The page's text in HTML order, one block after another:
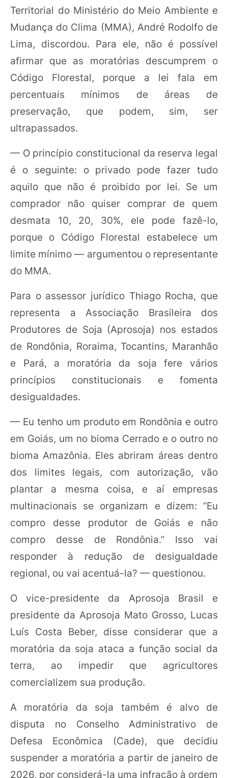
Territorial do Ministério do Meio Ambiente e
Mudança do Clima (MMA), André Rodolfo de
Lima, discordou. Para ele, não é possível
afirmar que as moratórias descumprem o
Código Florestal, porque a lei fala em
percentuais mínimos de áreas de
preservação, que podem, sim, ser
ultrapassados.
— O princípio constitucional da reserva legal
é o seguinte: o privado pode fazer tudo
aquilo que não é proibido por lei. Se um
comprador não quiser comprar de quem
desmata 10, 20, 30%, ele pode fazê-lo,
porque o Código Florestal estabelece um
limite mínimo — argumentou o representante
do MMA.
Para o assessor jurídico Thiago Rocha, que
representa a Associação Brasileira dos
Produtores de Soja (Aprosoja) nos estados
de Rondônia, Roraima, Tocantins, Maranhão
e Pará, a moratória da soja fere vários
princípios constitucionais e fomenta
desigualdades.
— Eu tenho um produto em Rondônia e outro
em Goiás, um no bioma Cerrado e o outro no
bioma Amazônia. Eles abriram áreas dentro
dos limites legais, com autorização, vão
plantar a mesma coisa, e aí empresas
multinacionais se organizam e dizem: “Eu
compro desse produtor de Goiás e não
compro desse de Rondônia.” Isso vai
responder à redução de desigualdade
regional, ou vai acentuá-la? — questionou.
O vice-presidente da Aprosoja Brasil e
presidente da Aprosoja Mato Grosso, Lucas
Luís Costa Beber, disse considerar que a
moratória da soja ataca a função social da
terra, ao impedir que agricultores
comercializem sua produção.
A moratória da soja também é alvo de
disputa no Conselho Administrativo de
Defesa Econômica (Cade), que decidiu
suspender a moratória a partir de janeiro de
2026, por considerá-la uma infração à ordem